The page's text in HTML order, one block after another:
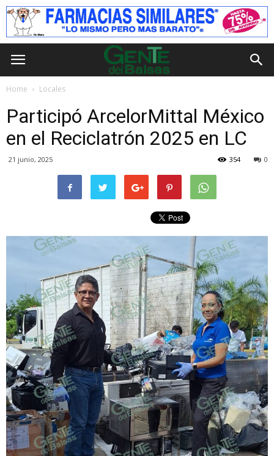
Home Locales
Participó ArcelorMittal México
en el Reciclatrón 2025 en LC
21 junio, 2025 0
354